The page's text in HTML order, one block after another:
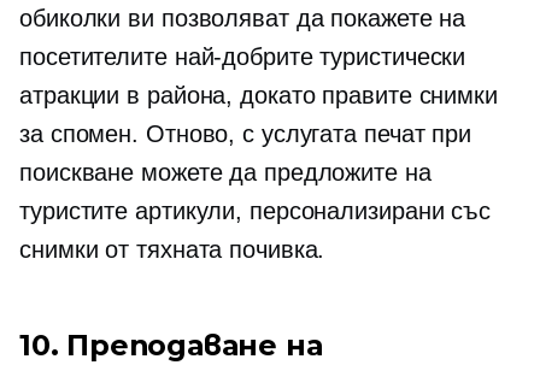
обиколки ви позволяват да покажете на
посетителите най-добрите туристически
атракции в района, докато правите снимки
за спомен. Отново, с услугата печат при
поискване можете да предложите на
туристите артикули, персонализирани със
снимки от тяхната почивка.
10. Преподаване на